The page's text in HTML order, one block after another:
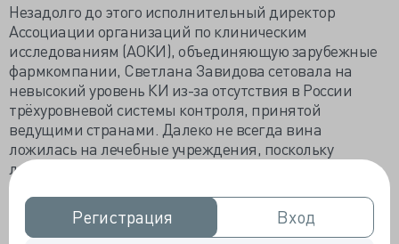
Регистрация
Регистрация Вход
Вход
Незадолго до этого исполнительный директор
Ассоциации организаций по клиническим
исследованиям (АОКИ), объединяющую зарубежные
фармкомпании, Светлана Завидова сетовала на
невысокий уровень КИ из-за отсутствия в России
трёхуровневой системы контроля, принятой
ведущими странами. Далеко не всегда вина
ложилась на лечебные учреждения, поскольку
локальные исследования нацелены на быстрый
вывод препарата на рынок, и производитель совсем
не настроен тратить на них больше необходимого
денег и времени.